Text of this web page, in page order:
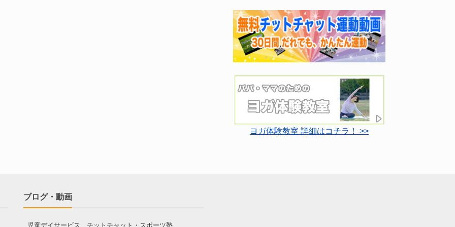
ヨガ体験教室 詳細はコチラ！ >>
ブログ・動画
児童デイサービス チットチャット・スポーツ塾